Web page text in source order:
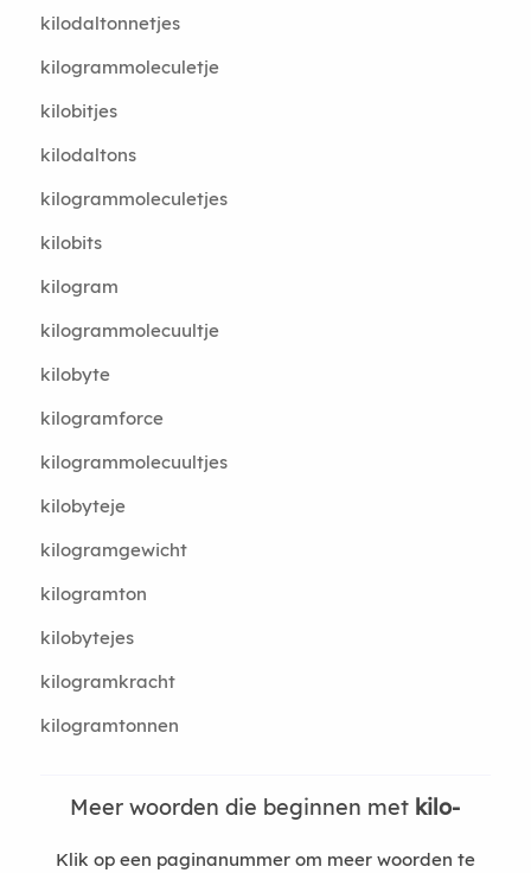
kilodaltonnetjes
kilogrammoleculetje
kilobitjes
kilodaltons
kilogrammoleculetjes
kilobits
kilogram
kilogrammolecuultje
kilobyte
kilogramforce
kilogrammolecuultjes
kilobyteje
kilogramgewicht
kilogramton
kilobytejes
kilogramkracht
kilogramtonnen
Meer woorden die beginnen met kilo-
Klik op een paginanummer om meer woorden te